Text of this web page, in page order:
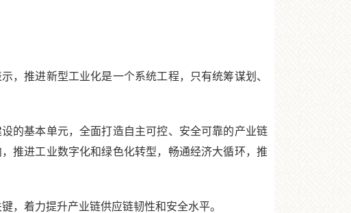
推进新型工业化是一个系统工程，只有统筹谋划、
基本单元，全面打造自主可控、安全可靠的产业链
推进工业数字化和绿色化转型，畅通经济大循环，推
着力提升产业链供应链韧性和安全水平。